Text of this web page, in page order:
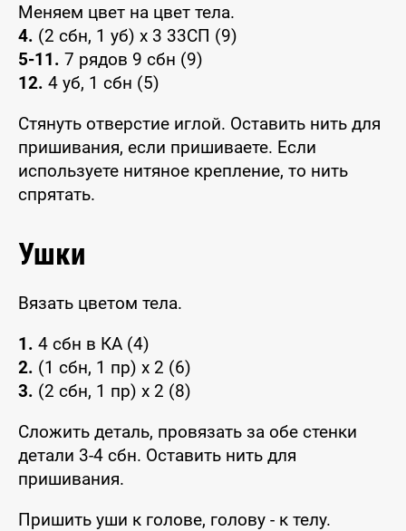
Меняем цвет на цвет тела.
4. (2 сбн, 1 уб) х 3 33СП (9)
5-11. 7 рядов 9 сбн (9)
12. 4 уб, 1 сбн (5)
Стянуть отверстие иглой. Оставить нить для
пришивания, если пришиваете. Если
используете нитяное крепление, то нить
спрятать.
Ушки
Вязать цветом тела.
1. 4 сбн в КА (4)
2. (1 сбн, 1 пр) х 2 (6)
3. (2 сбн, 1 пр) х 2 (8)
Сложить деталь, провязать за обе стенки
детали 3-4 сбн. Оставить нить для
пришивания.
Пришить уши к голове, голову - к телу.